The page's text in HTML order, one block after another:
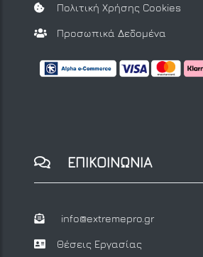
Πολιτική Χρήσης Cookies
Προσωπικά Δεδομένα
ΕΠΙΚΟΙΝΩΝΙΑ
info@extremepro.gr
Θέσεις Εργασίας